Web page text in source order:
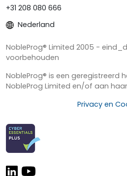
+31 208 080 666
Nederland
NobleProg® Limited 2005 -
voorbehouden
NobleProg® is een geregistreerd
NobleProg Limited en/of aan
Privacy en